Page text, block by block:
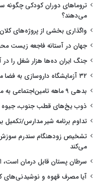
تروماهای دوران کودکی چگونه
می‌دهند؟
واگذاری بخشی از پروژه‌های
جهان در آستانه فاجعه زیست
جنگ ایران ده‌ها هزار شغل را در
۳۲ آزمایشگاه داروسازی به فضا می‌روند
بدهی ۹ ماهه تامین‌اجتماعی به مراکز دیالیز
ذوب یخ‌های قطب جنوب، جیوه
تداوم برنامه شیر مدارس/تکمیل
تشخیص زودهنگام سندرم
می‌کند
سرطان پستان قابل درمان
آیا مصرف قهوه و نوشیدنی‌های